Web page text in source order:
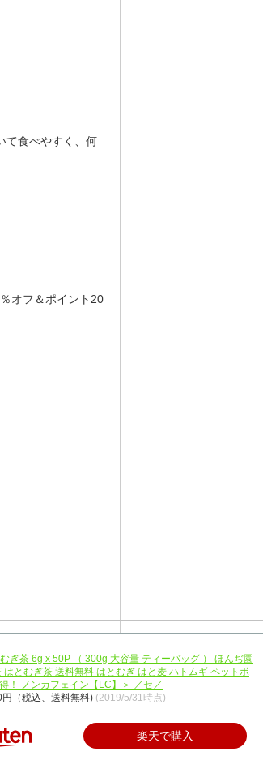
て食べやすく、何
オフ＆ポイント20
ぎ茶 6g x 50P （ 300g 大容量 ティーバッグ ） ほんぢ園
はとむぎ茶 送料無料 はとむぎ はと麦 ハトムギ ペットボ
！ ノンカフェイン【LC】＞ ／セ／
（税込、送料無料) (2019/5/31時点)
楽天で購入